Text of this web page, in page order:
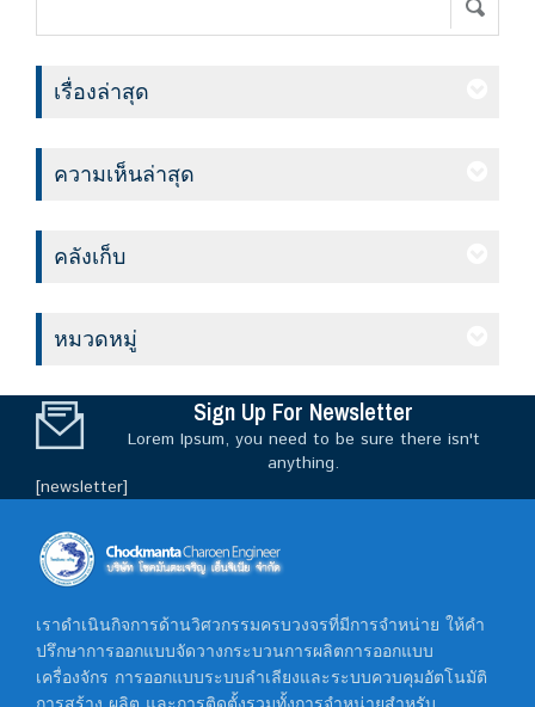
เรื่องล่าสุด
ความเห็นล่าสุด
คลังเก็บ
หมวดหมู่
Sign Up For Newsletter
Lorem Ipsum, you need to be sure there isn't
anything.
[newsletter]
เราดำเนินกิจการด้านวิศวกรรมครบวงจรที่มีการจำหน่าย ให้คำ
ปรึกษาการออกแบบจัดวางกระบวนการผลิตการออกแบบ
เครื่องจักร การออกแบบระบบลำเลียงและระบบควบคุมอัตโนมัติ